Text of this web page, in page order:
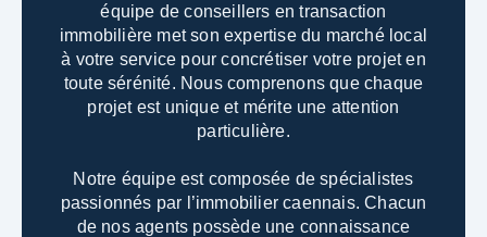
équipe de conseillers en transaction
immobilière met son expertise du marché local
à votre service pour concrétiser votre projet en
toute sérénité. Nous comprenons que chaque
projet est unique et mérite une attention
particulière.
Notre équipe est composée de spécialistes
passionnés par l’immobilier caennais. Chacun
de nos agents possède une connaissance